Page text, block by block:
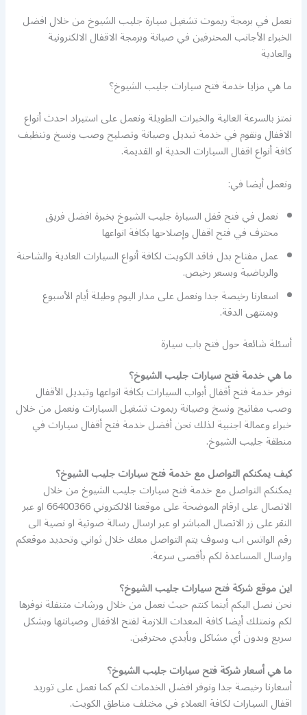
نعمل في برمجة ريموت تشغيل سيارة جليب الشيوخ من خلال افضل
الخبراء الأجانب المحترفين في صيانة وبرمجة الاقفال الالكترونية
والعادية
ما هي مزايا خدمة فتح سيارات جليب الشيوخ؟
نمتز بالسرعة العالية والخبرات الطويلة ونعمل على استيراد احدث أنواع
الاقفال ونقوم في خدمة تبديل وصيانة وتصليح وصب ونسخ وتنظيف
كافة أنواع اقفال السيارات الحدية او القديمة.
ونعمل أيضا في:
نعمل في فتح قفل السيارة جليب الشيوخ بخبرة افضل فريق
محترف في فتح اقفال وإصلاحها بكافة انواعها
عمل مفتاح بدل فاقد الكويت لكافة أنواع السيارات العادية والشاحنة
والرياضية وبسعر رخيص.
اسعارنا رخيصة جدا ونعمل على مدار اليوم وطيلة أيام الأسبوع
وبمنتهى الدقة.
أسئلة شائعة حول فتح باب سيارة
ما هي خدمة فتح سيارات جليب الشيوخ؟
نوفر خدمة فتح أقفال أبواب السيارات بكافة انواعها وتبديل الأقفال
وصب مفاتيح ونسخ وصيانة ريموت تشغيل السيارات ونعمل من خلال
خبراء وعمالة اجنبية لذلك نحن أفضل خدمة فتح أقفال سيارات في
منطقة جليب الشيوخ.
كيف يمكنكم التواصل مع خدمة فتح سيارات جليب الشيوخ؟
يمكنكم التواصل مع خدمة فتح سيارات جليب الشيوخ من خلال
الاتصال على ارقام الموضحة على موقعنا الالكتروني 66400366 او عبر
النقر على زر الاتصال المباشر او عبر ارسال رسالة صوتية او نصية الى
رقم الواتس اب وسوف يتم التواصل معك خلال ثواني وتحديد موقعكم
وارسال المساعدة لكم بأقصى سرعة.
اين موقع شركة فتح سيارات جليب الشيوخ؟
نحن نصل اليكم أينما كنتم حيث نعمل من خلال ورشات متنقلة نوفرها
لكم ونمتلك أيضا كافة المعدات اللازمة لفتح الاقفال وصيانتها وبشكل
سريع وبدون أي مشاكل وبأيدي محترفين.
ما هي أسعار شركة فتح سيارات جليب الشيوخ؟
أسعارنا رخيصة جدا ونوفر افضل الخدمات لكم كما نعمل على توريد
اقفال السيارات لكافة العملاء في مختلف مناطق الكويت.